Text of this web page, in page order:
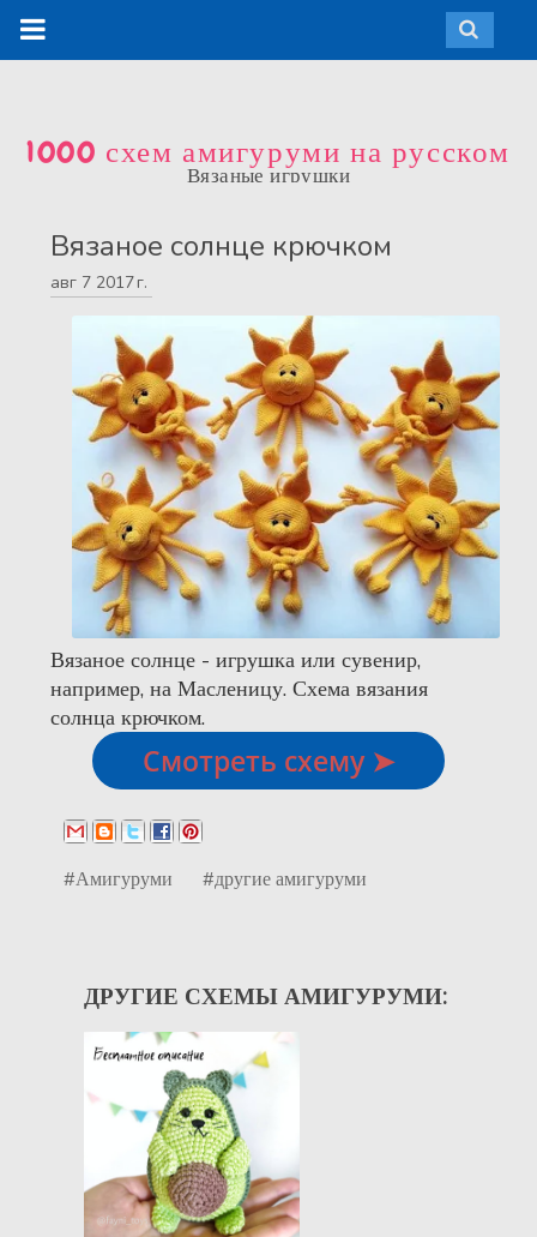
1000 схем амигуруми на русском
Вязаные игрушки
Вязаное солнце крючком
авг 7 2017 г.
Вязаное солнце - игрушка или сувенир,
например, на Масленицу. Схема вязания
солнца крючком.
Смотреть схему ➤
#Амигуруми #другие амигуруми
ДРУГИЕ СХЕМЫ АМИГУРУМИ: